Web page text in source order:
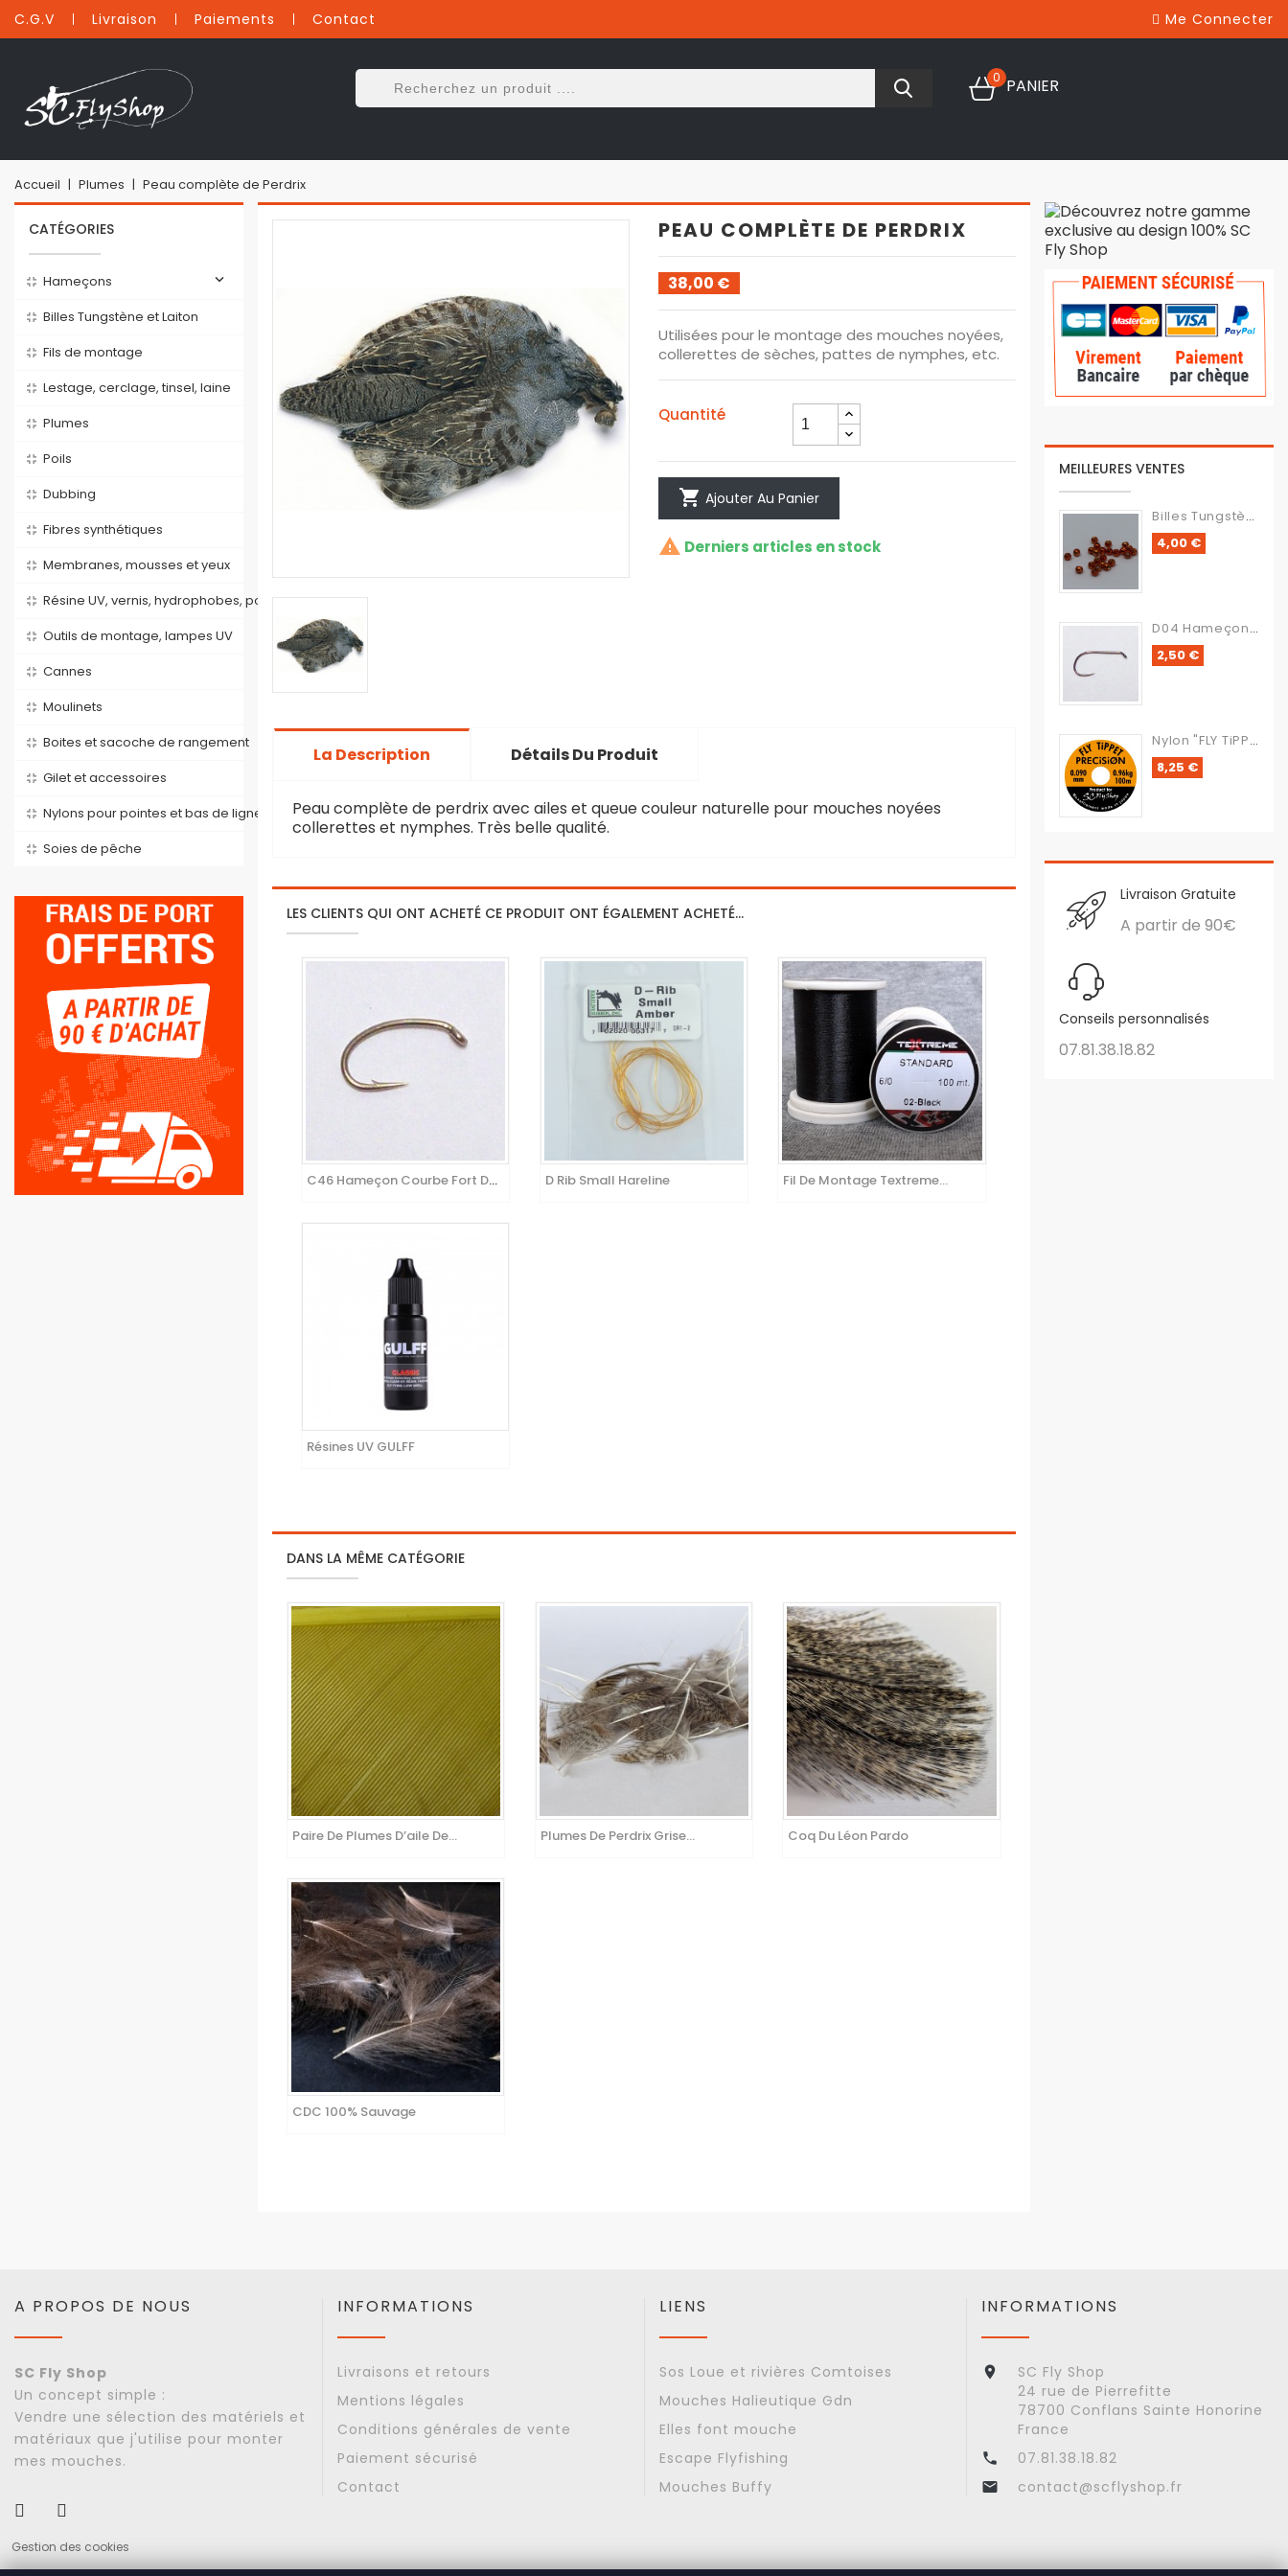
C.G.V Livraison Paiements Contact Me Connecter
0 PANIER
Accueil Plumes Peau complète de Perdrix
CATÉGORIES

Hameçons
Billes Tungstène et Laiton
Fils de montage
Lestage, cerclage, tinsel, laine
Plumes
Poils
Dubbing
Fibres synthétiques
Membranes, mousses et yeux
Résine UV, vernis, hydrophobes, poix
Outils de montage, lampes UV
Cannes
Moulinets
Boites et sacoche de rangement
Gilet et accessoires
Nylons pour pointes et bas de lignes
Soies de pêche
PEAU COMPLÈTE DE PERDRIX
38,00 €
Utilisées pour le montage des mouches noyées,
collerettes de sèches, pattes de nymphes, etc.
Quantité
 Ajouter Au Panier
 Derniers articles en stock
La Description Détails Du Produit
Peau complète de perdrix avec ailes et queue couleur naturelle pour mouches noyées
collerettes et nymphes. Très belle qualité.
LES CLIENTS QUI ONT ACHETÉ CE PRODUIT ONT ÉGALEMENT ACHETÉ...
C46 Hameçon Courbe Fort De Fer D Rib Small Hareline Fil De Montage Textreme...
Résines UV GULFF
DANS LA MÊME CATÉGORIE
Paire De Plumes D’aile De... Plumes De Perdrix Grise... Coq Du Léon Pardo
CDC 100% Sauvage
MEILLEURES VENTES
Billes Tungstène
4,00 €
D04 Hameçon Sans Ardillon
2,50 €
Nylon "FLY TiPPET PRECiSiON"
8,25 €
Livraison Gratuite
A partir de 90€
Conseils personnalisés
07.81.38.18.82
A PROPOS DE NOUS
SC Fly Shop
Un concept simple :
Vendre une sélection des matériels et
matériaux que j'utilise pour monter
mes mouches.
Facebook
INFORMATIONS
Livraisons et retours
Mentions légales
Conditions générales de vente
Paiement sécurisé
Contact
LIENS
Sos Loue et rivières Comtoises
Mouches Halieutique Gdn
Elles font mouche
Escape Flyfishing
Mouches Buffy
INFORMATIONS

SC Fly Shop
24 rue de Pierrefitte
78700 Conflans Sainte Honorine
France
 07.81.38.18.82
 contact@scflyshop.fr
Gestion des cookies